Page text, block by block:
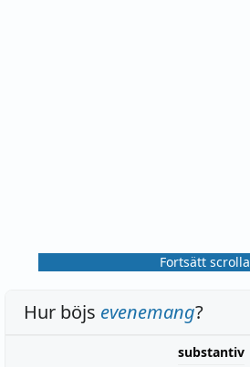
Fortsätt scrolla
Hur böjs evenemang?
substantiv